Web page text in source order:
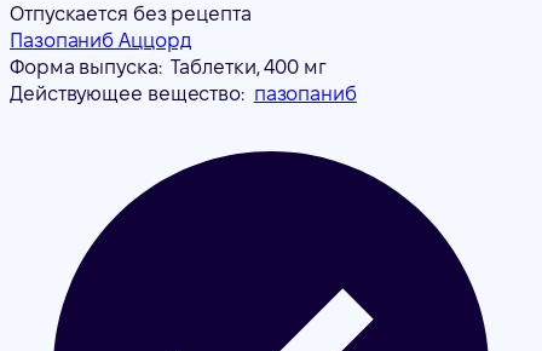
Отпускается без рецепта
Пазопаниб Аццорд
Форма выпуска: Таблетки, 400 мг
Действующее вещество: пазопаниб